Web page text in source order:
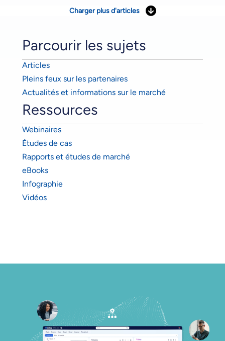
Charger plus d'articles
Parcourir les sujets
Articles
Pleins feux sur les partenaires
Actualités et informations sur le marché
Ressources
Webinaires
Études de cas
Rapports et études de marché
eBooks
Infographie
Vidéos